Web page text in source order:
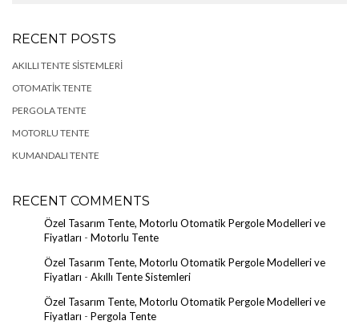
RECENT POSTS
AKILLI TENTE SISTEMLERI
OTOMATIK TENTE
PERGOLA TENTE
MOTORLU TENTE
KUMANDALI TENTE
RECENT COMMENTS
Özel Tasarım Tente, Motorlu Otomatik Pergole Modelleri ve
Fiyatları - Motorlu Tente
Özel Tasarım Tente, Motorlu Otomatik Pergole Modelleri ve
Fiyatları - Akıllı Tente Sistemleri
Özel Tasarım Tente, Motorlu Otomatik Pergole Modelleri ve
Fiyatları - Pergola Tente